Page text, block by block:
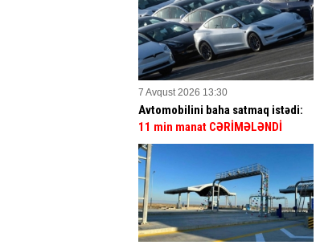
7 Avqust 2026 13:30
Avtomobilini baha satmaq istədi:
11 min manat CƏRİMƏLƏNDİ